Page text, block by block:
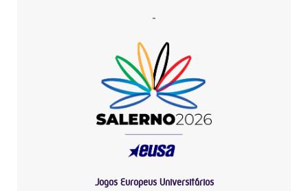
-
Jogos Europeus Universitários